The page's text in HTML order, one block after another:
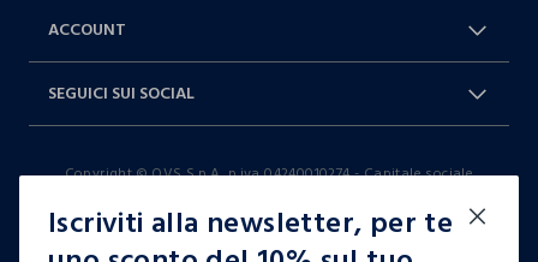
Iscriviti alla newsletter, per te
Dichiarazione accessibilità
ACCOUNT
9-17)
SEGUICI SUI SOCIAL
TikTok
Copyright © OVS S.p.A, p.iva 04240010274 - Capitale sociale
it |italiano